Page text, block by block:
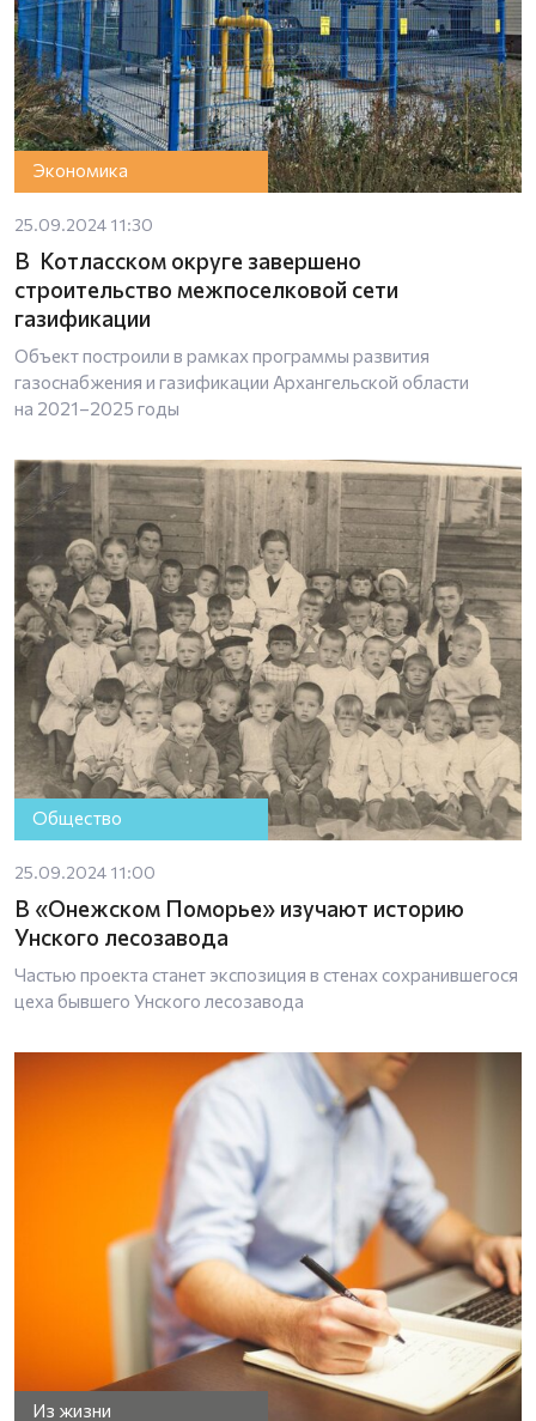
Экономика
25.09.2024 11:30
В Котласском округе завершено
строительство межпоселковой сети
газификации
Объект построили в рамках программы развития
газоснабжения и газификации Архангельской области
на 2021–2025 годы
Общество
25.09.2024 11:00
В «Онежском Поморье» изучают историю
Унского лесозавода
Частью проекта станет экспозиция в стенах сохранившегося
цеха бывшего Унского лесозавода
Из жизни